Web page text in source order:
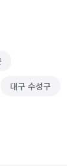
대구 수성구